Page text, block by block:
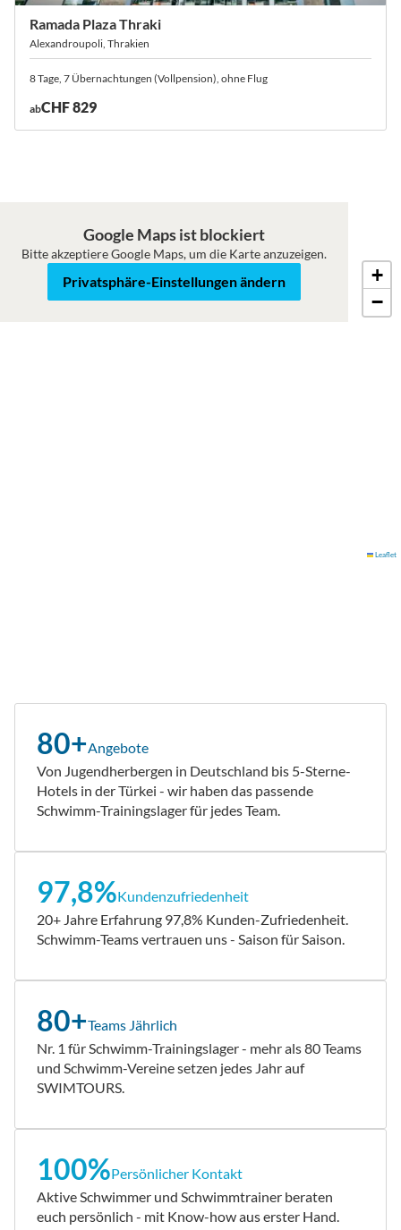
Ramada Plaza Thraki
Alexandroupoli, Thrakien
8 Tage, 7 Übernachtungen (Vollpension), ohne Flug
abCHF 829
Roadmap Satellit
+
−
Leaflet
Google Maps ist blockiert
Bitte akzeptiere Google Maps, um die Karte anzuzeigen.
Privatsphäre-Einstellungen ändern
80+Angebote
Von Jugendherbergen in Deutschland bis 5-Sterne-
Hotels in der Türkei - wir haben das passende
Schwimm-Trainingslager für jedes Team.
97,8%Kundenzufriedenheit
20+ Jahre Erfahrung 97,8% Kunden-Zufriedenheit.
Schwimm-Teams vertrauen uns - Saison für Saison.
80+Teams Jährlich
Nr. 1 für Schwimm-Trainingslager - mehr als 80 Teams
und Schwimm-Vereine setzen jedes Jahr auf
SWIMTOURS.
100%Persönlicher Kontakt
Aktive Schwimmer und Schwimmtrainer beraten
euch persönlich - mit Know-how aus erster Hand.